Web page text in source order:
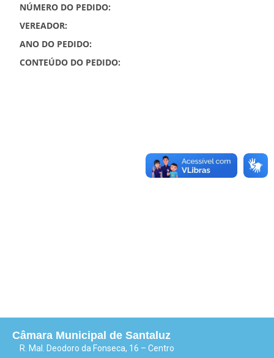
NÚMERO DO PEDIDO:
VEREADOR:
ANO DO PEDIDO:
CONTEÚDO DO PEDIDO:
Câmara Municipal de Santaluz
R. Mal. Deodoro da Fonseca, 16 – Centro